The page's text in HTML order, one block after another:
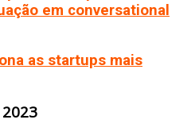
em conversational
as startups mais